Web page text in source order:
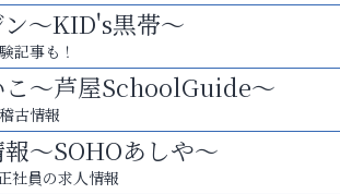
～KID's黒帯～
記事も！
こ～芦屋SchoolGuide～
古情報
～SOHOあしや～
社員の求人情報